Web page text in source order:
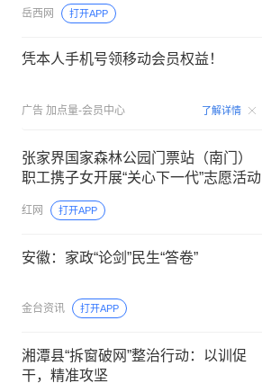
岳西网 打开APP
凭本人手机号领移动会员权益！
广告 加点量-会员中心 了解详情
张家界国家森林公园门票站（南门）
职工携子女开展“关心下一代”志愿活动
红网 打开APP
安徽：家政“论剑”民生“答卷”
金台资讯 打开APP
湘潭县“拆窗破网”整治行动：以训促
干，精准攻坚